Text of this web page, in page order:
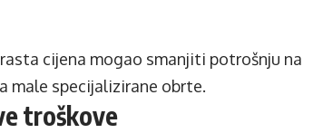
cijena mogao smanjiti potrošnju na
male specijalizirane obrte.
troškove